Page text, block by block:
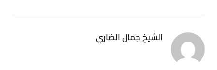
الشيخ جمال الضاري